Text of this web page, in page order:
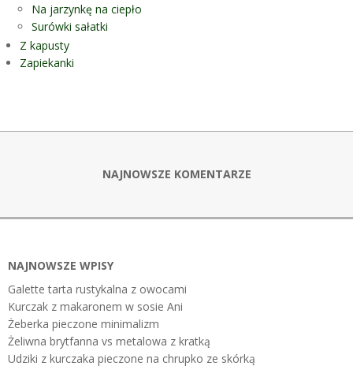
Na jarzynkę na ciepło
Surówki sałatki
Z kapusty
Zapiekanki
NAJNOWSZE KOMENTARZE
NAJNOWSZE WPISY
Galette tarta rustykalna z owocami
Kurczak z makaronem w sosie Ani
Żeberka pieczone minimalizm
Żeliwna brytfanna vs metalowa z kratką
Udziki z kurczaka pieczone na chrupko ze skórką